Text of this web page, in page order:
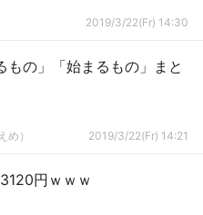
2019/3/22(Fr) 14:30
もの」「始まるもの」まと
） 2019/3/22(Fr) 14:21
円ｗｗｗ